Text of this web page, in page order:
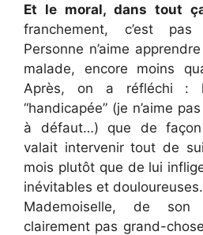
Et le moral, dans tout
franchement, c’est
Personne n’aime
malade, encore moins
Après, on a réfléchi :
“handicapée” (je n’aime
à défaut…) que de façon
valait intervenir tout de
mois plutôt que de lui
inévitables et
Mademoiselle, de
clairement pas grand-